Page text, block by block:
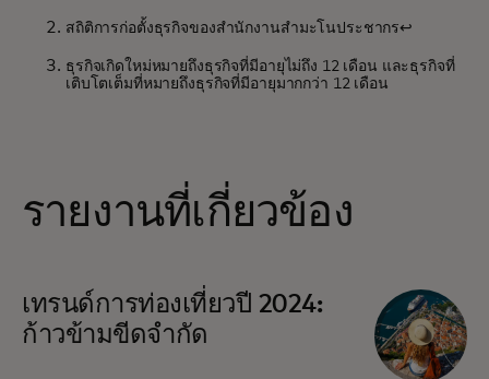
สถิติการก่อตั้งธุรกิจของสำนักงานสำมะโนประชากร↩︎
ธุรกิจเกิดใหม่หมายถึงธุรกิจที่มีอายุไม่ถึง 12 เดือน และธุรกิจที่
เติบโตเต็มที่หมายถึงธุรกิจที่มีอายุมากกว่า 12 เดือน
รายงานที่เกี่ยวข้อง
เทรนด์การท่องเที่ยวปี 2024:
ก้าวข้ามขีดจำกัด